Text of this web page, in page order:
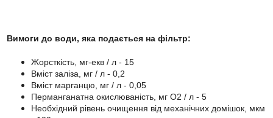
Вимоги до води, яка подається на фільтр:
Жорсткість, мг-екв / л - 15
Вміст заліза, мг / л - 0,2
Вміст марганцю, мг / л - 0,05
Перманганатна окислюваність, мг О2 / л - 5
Необхідний рівень очищення від механічних домішок, мкм